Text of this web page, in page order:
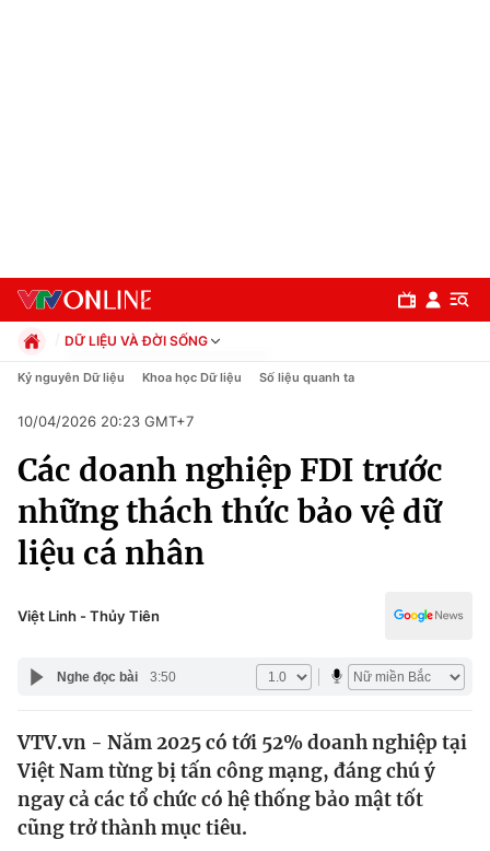
Chuyên mục
Chính trị
Xã hội
Pháp luật
Y tế
Thế giới
Tin tức
Thế giới đó đây
Kinh tế
DỮ LIỆU VÀ ĐỜI SỐNG
Chính trị
Pháp luật
Kinh tế
Thể thao
Truyền hình
Văn hóa - Giải trí
Công nghệ
Kỷ nguyên Dữ liệu Khoa học Dữ liệu Số liệu quanh ta
10/04/2026 20:23 GMT+7
Các doanh nghiệp FDI trước
những thách thức bảo vệ dữ
liệu cá nhân
Việt Linh - Thủy Tiên
Nghe đọc bài 3:50
VTV.vn - Năm 2025 có tới 52% doanh nghiệp tại
Việt Nam từng bị tấn công mạng, đáng chú ý
ngay cả các tổ chức có hệ thống bảo mật tốt
cũng trở thành mục tiêu.